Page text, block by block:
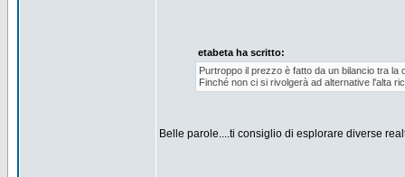
etabeta ha scritto:
Purtroppo il prezzo è fatto da un bilancio tra la
Finché non ci si rivolgerà ad alternative l'alta
Belle parole....ti consiglio di esplorare diverse